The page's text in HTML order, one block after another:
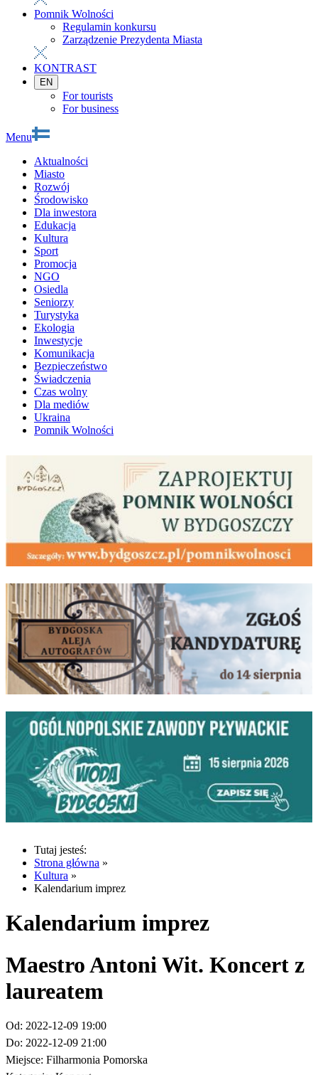
Pomnik Wolności
Regulamin konkursu
Zarządzenie Prezydenta Miasta
KONTRAST
EN
For tourists
For business
Menu
Aktualności
Miasto
Rozwój
Środowisko
Dla inwestora
Edukacja
Kultura
Sport
Promocja
NGO
Osiedla
Seniorzy
Turystyka
Ekologia
Inwestycje
Komunikacja
Bezpieczeństwo
Świadczenia
Czas wolny
Dla mediów
Ukraina
Pomnik Wolności
Tutaj jesteś:
Strona główna »
Kultura »
Kalendarium imprez
Kalendarium imprez
Maestro Antoni Wit. Koncert z
laureatem
Od: 2022-12-09 19:00
Do: 2022-12-09 21:00
Miejsce: Filharmonia Pomorska